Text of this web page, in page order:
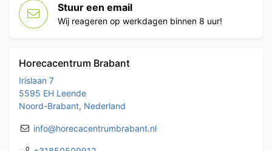
Stuur een email
Wij reageren op werkdagen binnen 8 uur!
Horecacentrum Brabant
Irislaan 7
5595 EH Leende
Noord-Brabant, Nederland
info@horecacentrumbrabant.nl